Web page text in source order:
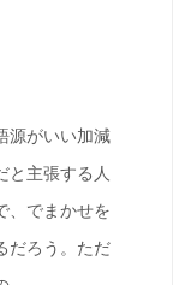
源がいい加減
と主張する人
、でまかせを
だろう。ただ